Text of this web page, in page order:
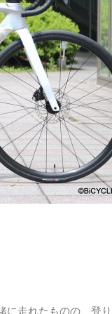
走れたものの、登